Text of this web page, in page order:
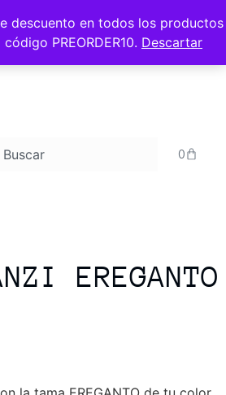
descuento en todos los productos
código PREORDER10. Descartar
A PARTIR DE 120€
0
EREGANTO